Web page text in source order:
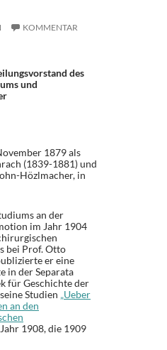
KOMMENTAR
des
und
1879 als
(1839-1881) und
Hözlmacher, in
an der
im Jahr 1904
bei Prof. Otto
er eine
in der Separata
für Geschichte der
Studien „Ueber
an den
1908, die 1909